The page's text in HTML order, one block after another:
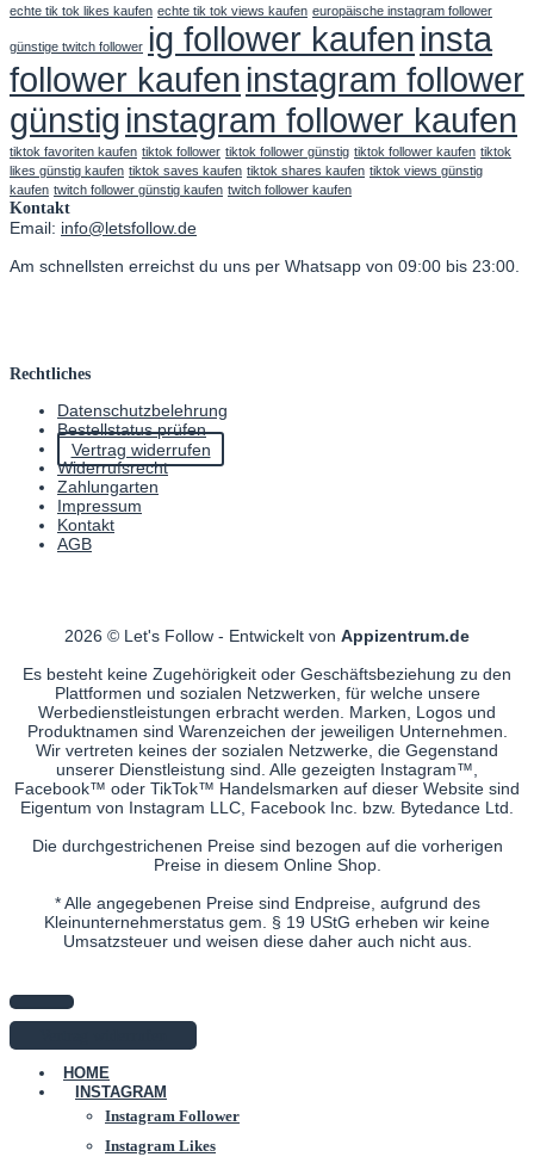
echte tik tok likes kaufen echte tik tok views kaufen europäische instagram follower
günstige twitch follower ig follower kaufen insta
follower kaufen instagram follower
günstig instagram follower kaufen
tiktok favoriten kaufen tiktok follower tiktok follower günstig tiktok follower kaufen tiktok
likes günstig kaufen tiktok saves kaufen tiktok shares kaufen tiktok views günstig
kaufen twitch follower günstig kaufen twitch follower kaufen
Kontakt
Email: info@letsfollow.de
Am schnellsten erreichst du uns per Whatsapp von 09:00 bis 23:00.
Rechtliches
Datenschutzbelehrung
Bestellstatus prüfen
Vertrag widerrufen
Widerrufsrecht
Zahlungarten
Impressum
Kontakt
AGB
2026 © Let's Follow - Entwickelt von Appizentrum.de
Es besteht keine Zugehörigkeit oder Geschäftsbeziehung zu den
Plattformen und sozialen Netzwerken, für welche unsere
Werbedienstleistungen erbracht werden. Marken, Logos und
Produktnamen sind Warenzeichen der jeweiligen Unternehmen.
Wir vertreten keines der sozialen Netzwerke, die Gegenstand
unserer Dienstleistung sind. Alle gezeigten Instagram™,
Facebook™ oder TikTok™ Handelsmarken auf dieser Website sind
Eigentum von Instagram LLC, Facebook Inc. bzw. Bytedance Ltd.
Die durchgestrichenen Preise sind bezogen auf die vorherigen
Preise in diesem Online Shop.
* Alle angegebenen Preise sind Endpreise, aufgrund des
Kleinunternehmerstatus gem. § 19 UStG erheben wir keine
Umsatzsteuer und weisen diese daher auch nicht aus.
HOME
INSTAGRAM
Instagram Follower
Instagram Likes